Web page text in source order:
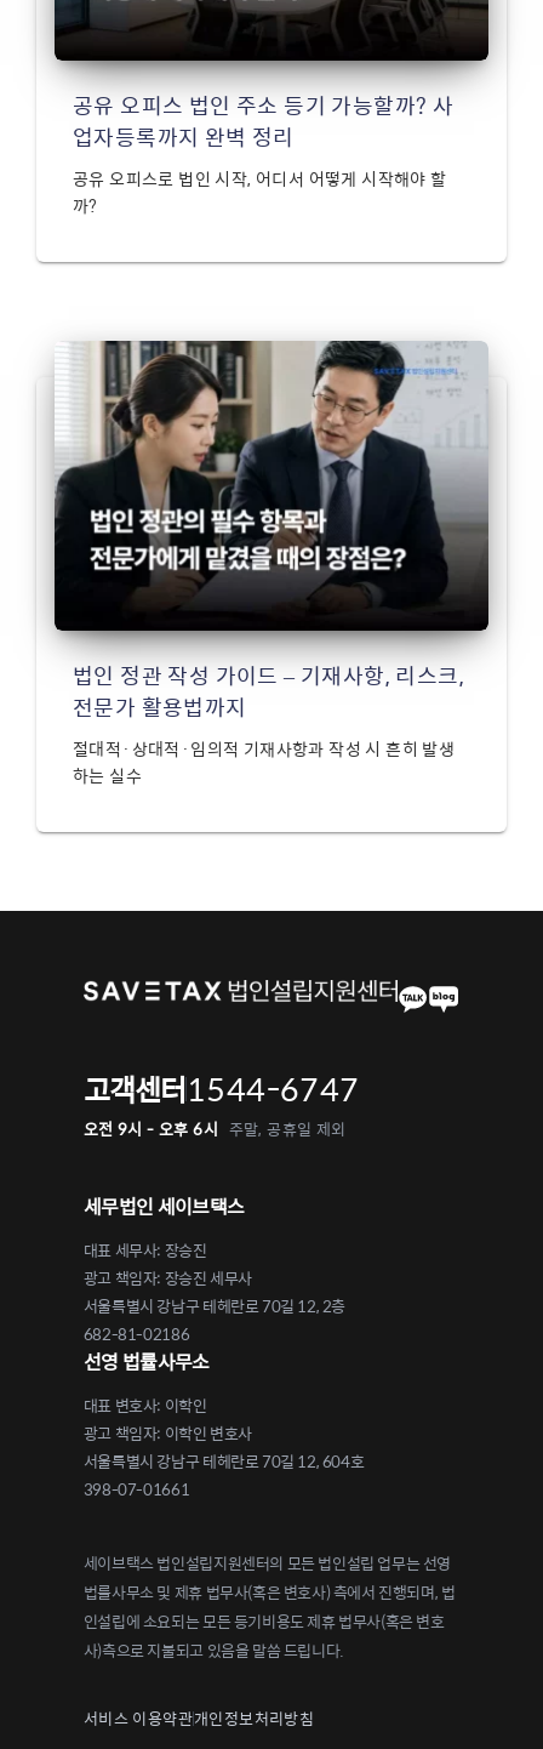
공유 오피스 법인 주소 등기 가능할까? 사
업자등록까지 완벽 정리
공유 오피스로 법인 시작, 어디서 어떻게 시작해야 할
까?
법인 정관 작성 가이드 – 기재사항, 리스크,
전문가 활용법까지
절대적·상대적·임의적 기재사항과 작성 시 흔히 발생
하는 실수
고객센터1544-6747
오전 9시 - 오후 6시 주말, 공휴일 제외
세무법인 세이브택스
대표 세무사: 장승진
광고 책임자: 장승진 세무사
서울특별시 강남구 테헤란로 70길 12, 2층
682-81-02186
선영 법률사무소
대표 변호사: 이학인
광고 책임자: 이학인 변호사
서울특별시 강남구 테헤란로 70길 12, 604호
398-07-01661
세이브택스 법인설립지원센터의 모든 법인설립 업무는 선영
법률사무소 및 제휴 법무사(혹은 변호사) 측에서 진행되며, 법
인설립에 소요되는 모든 등기비용도 제휴 법무사(혹은 변호
사)측으로 지불되고 있음을 말씀 드립니다.
서비스 이용약관개인정보처리방침